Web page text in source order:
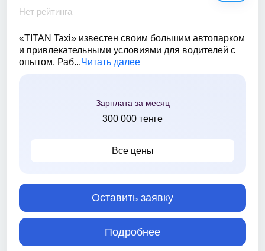
Нет рейтинга
«TITAN Taxi» известен своим большим автопарком
и привлекательными условиями для водителей с
опытом. Раб...Читать далее
Зарплата за месяц
300 000 тенге
Все цены
Оставить заявку
Подробнее